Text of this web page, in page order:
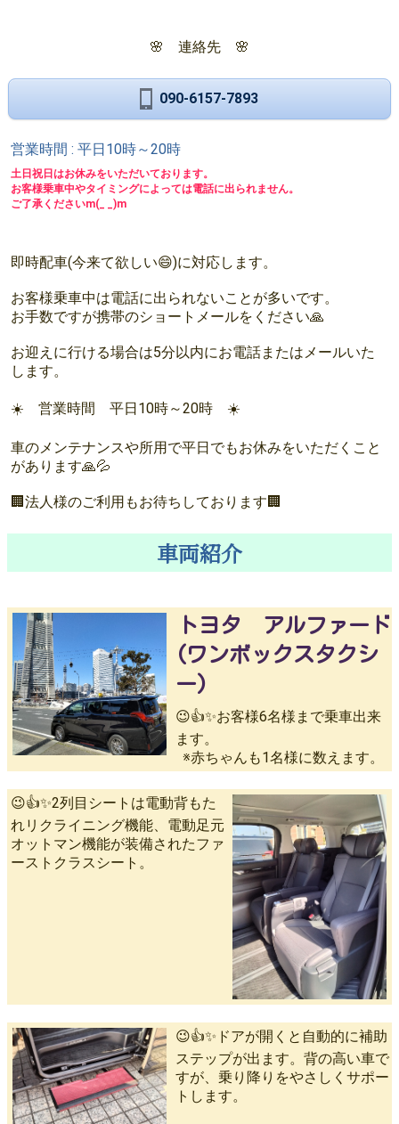
🌸 連絡先 🌸
090-6157-7893
営業時間 : 平日10時～20時
土日祝日はお休みをいただいております。
お客様乗車中やタイミングによっては電話に出られません。
ご了承くださいm(_ _)m
即時配車(今来て欲しい😄)に対応します。
お客様乗車中は電話に出られないことが多いです。
お手数ですが携帯のショートメールをください🙏
お迎えに行ける場合は5分以内にお電話またはメールいた
します。
☀️ 営業時間 平日10時～20時 ☀️
車のメンテナンスや所用で平日でもお休みをいただくこと
があります🙏💦
🏢法人様のご利用もお待ちしております🏢
車両紹介
トヨタ アルファード
(ワンボックスタクシ
ー)
😉👍✨お客様6名様まで乗車出来
ます。
※赤ちゃんも1名様に数えます。
😉👍✨2列目シートは電動背もた
れリクライニング機能、電動足元
オットマン機能が装備されたファ
ーストクラスシート。
😉👍✨ドアが開くと自動的に補助
ステップが出ます。背の高い車で
すが、乗り降りをやさしくサポー
トします。